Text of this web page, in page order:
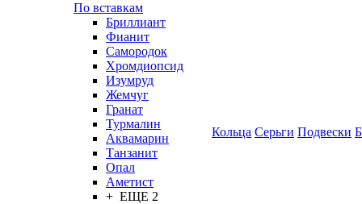
По вставкам
Бриллиант
Фианит
Самородок
Хромдиопсид
Изумруд
Жемчуг
Гранат
Турмалин
Аквамарин
Танзанит
Опал
Аметист
+ ЕЩЕ 2
Кольца Серьги Подвески